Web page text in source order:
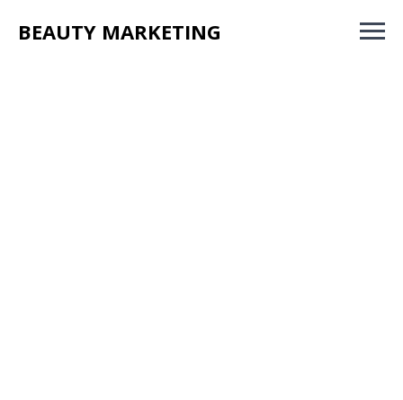
BEAUTY MARKETING
ЗАКАЗАТЬ ЗВОНОК